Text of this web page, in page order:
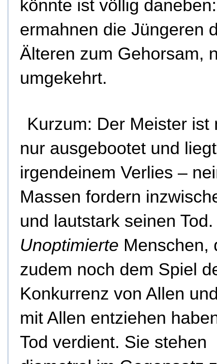
könnte ist völlig
ermahnen die Jüngeren
Älteren zum Gehorsam,
umgekehrt.
Kurzum: Der Meister ist
nur ausgebootet und
irgendeinem Verlies –
Massen fordern
und lautstark seinen Tod.
Unoptimierte Menschen,
zudem noch dem Spiel
Konkurrenz von Allen
mit Allen entziehen
Tod verdient. Sie stehen